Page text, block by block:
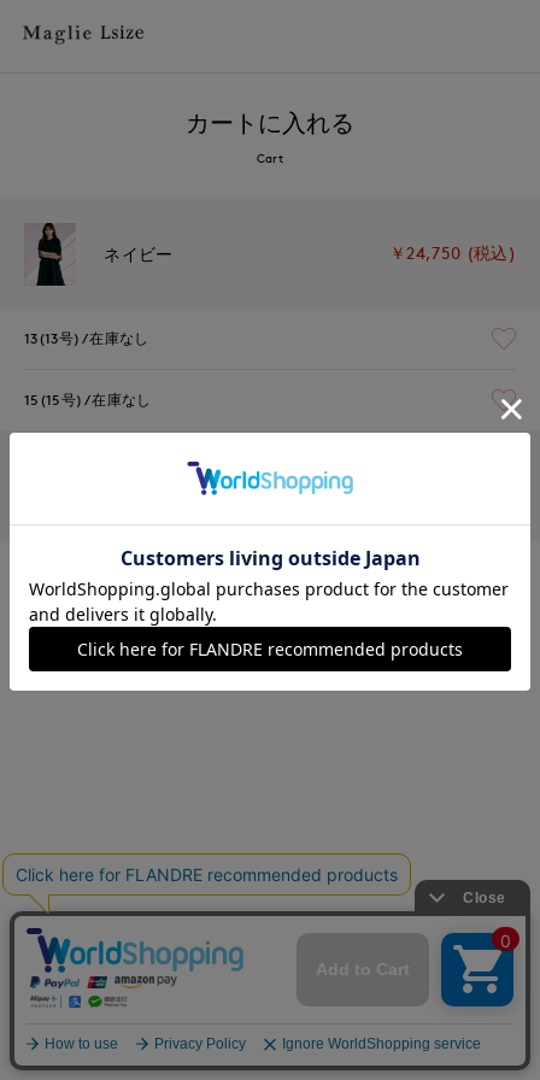
カートに入れる
Cart
ネイビー ￥24,750 (税込)
13(13号) 在庫なし
15(15号) 在庫なし
在庫なし
17(17号) 在庫なし